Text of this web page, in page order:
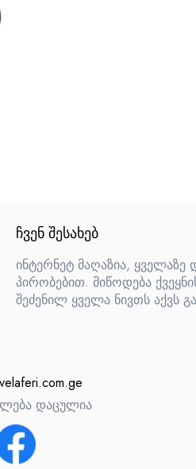
ᲩᲕᲔᲜ ᲨᲔᲡᲐᲮᲔᲑ
ინტერნეტ მაღაზია,
პირობებით. მიწოდება
შეძენილ ყველა ნივთს აქვს
დაცულია